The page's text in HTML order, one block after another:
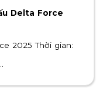
Delta Force
2025 Thời gian: